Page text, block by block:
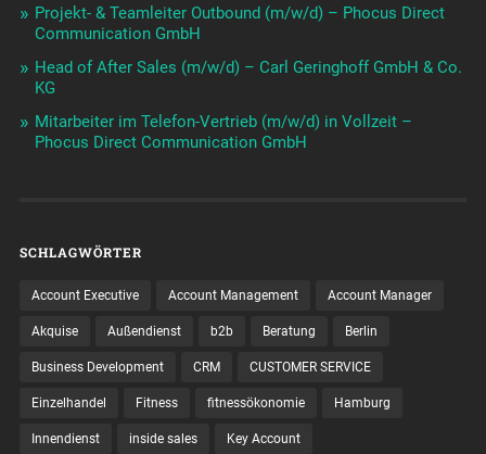
Projekt- & Teamleiter Outbound (m/w/d) – Phocus Direct
Communication GmbH
Head of After Sales (m/w/d) – Carl Geringhoff GmbH & Co.
KG
Mitarbeiter im Telefon-Vertrieb (m/w/d) in Vollzeit –
Phocus Direct Communication GmbH
SCHLAGWÖRTER
Account Executive Account Management Account Manager
Akquise Außendienst b2b Beratung Berlin
Business Development CRM CUSTOMER SERVICE
Einzelhandel Fitness fitnessökonomie Hamburg
Innendienst inside sales Key Account